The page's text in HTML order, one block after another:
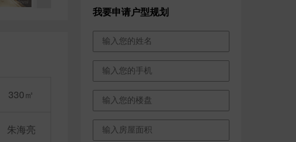
330㎡
朱海亮
我要申请户型规划